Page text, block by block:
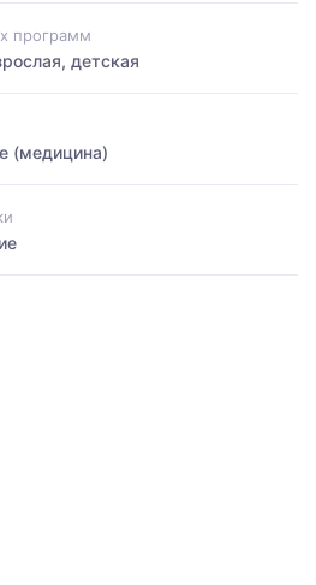
программ
детская
(медицина)